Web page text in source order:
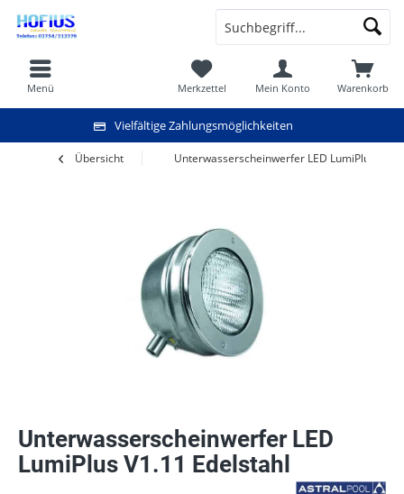
Vielfältige Zahlungsmöglichkeiten
Warenkorb
Merkzettel Mein Konto
Menü
Übersicht Unterwasserscheinwerfer LED LumiPlus
Unterwasserscheinwerfer LED
LumiPlus V1.11 Edelstahl